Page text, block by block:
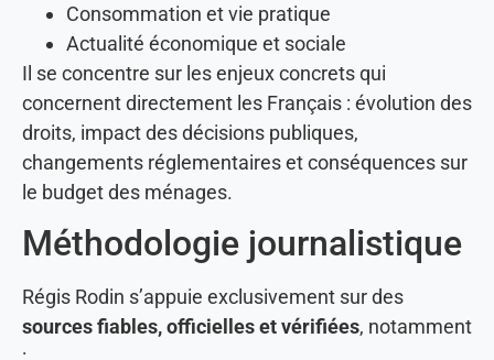
Consommation et vie pratique
Actualité économique et sociale
Il se concentre sur les enjeux concrets qui
concernent directement les Français : évolution des
droits, impact des décisions publiques,
changements réglementaires et conséquences sur
le budget des ménages.
Méthodologie journalistique
Régis Rodin s’appuie exclusivement sur des
sources fiables, officielles et vérifiées, notamment